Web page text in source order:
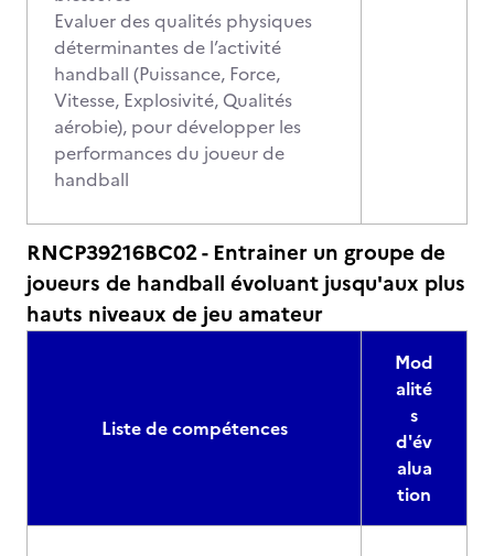
Evaluer des qualités physiques
déterminantes de l’activité
handball (Puissance, Force,
Vitesse, Explosivité, Qualités
aérobie), pour développer les
performances du joueur de
handball
RNCP39216BC02 - Entrainer un groupe de
joueurs de handball évoluant jusqu'aux plus
hauts niveaux de jeu amateur
Liste de compétences
Mod
alité
s
d'év
alua
tion